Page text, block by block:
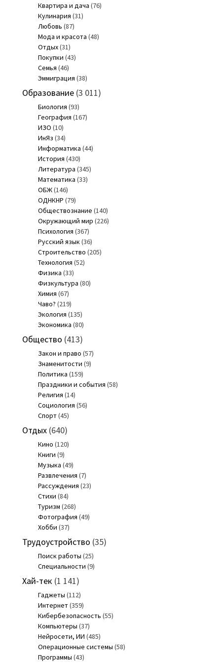
Квартира и дача (76)
Кулинария (31)
Любовь (87)
Мода и красота (48)
Отдых(31)
Покупки (43)
Семья (46)
Эммиграция (38)
Образование(3 011)
Биология (93)
География (167)
ИЗО (10)
ИнЯз (34)
Информатика (44)
История (430)
Литература (345)
Математика (33)
ОБЖ(146)
ОДНКНР (79)
Обществознание (140)
Окружающий мир (226)
Психология (367)
Русский язык(36)
Строительство (205)
Технология (52)
Физика (33)
Физкультура (80)
Химия (67)
Чаво? (219)
Экология (135)
Экономика (80)
Общество (413)
Закон и право (57)
Знаменитости (9)
Политика (159)
Праздники и события (58)
Религия (14)
Социология (56)
Спорт(45)
Отдых(640)
Кино (120)
Книги (9)
Музыка (49)
Развлечения (7)
Рассуждения (23)
Стихи (84)
Туризм (268)
Фотография (49)
Хобби (37)
Трудоустройство (35)
Поиск работы (25)
Специальности (9)
Хай-тек (1 141)
Гаджеты (112)
Интернет(359)
Кибербезопасность (55)
Компьютеры (37)
Нейросети, ИИ (485)
Операционные системы (58)
Программы (43)